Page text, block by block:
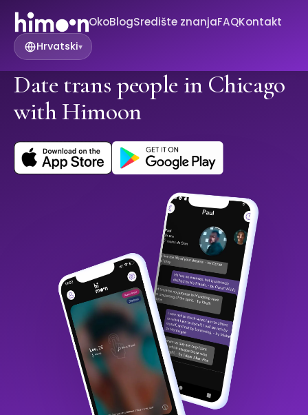
OkoBlogSredište znanjaFAQKontakt
Hrvatski▾
Date trans people in Chicago
with Himoon